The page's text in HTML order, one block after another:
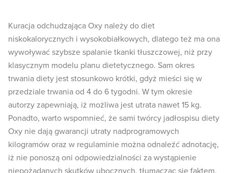
Kuracja odchudzająca Oxy należy do diet
niskokalorycznych i wysokobiałkowych, dlatego też ma ona
wywoływać szybsze spalanie tkanki tłuszczowej, niż przy
klasycznym modelu planu dietetycznego. Sam okres
trwania diety jest stosunkowo krótki, gdyż mieści się w
przedziale trwania od 4 do 6 tygodni. W tym okresie
autorzy zapewniają, iż możliwa jest utrata nawet 15 kg.
Ponadto, warto wspomnieć, że sami twórcy jadłospisu diety
Oxy nie dają gwarancji utraty nadprogramowych
kilogramów oraz w regulaminie można odnaleźć adnotację,
iż nie ponoszą oni odpowiedzialności za wystąpienie